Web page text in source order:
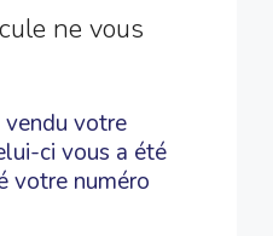
ne vous
vendu votre
ci vous a été
votre numéro